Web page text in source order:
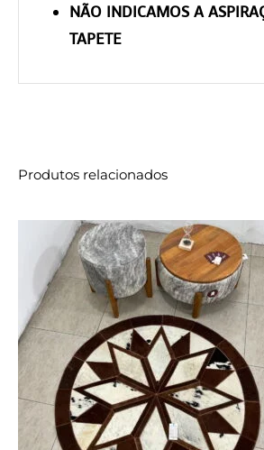
NÃO INDICAMOS A
TAPETE
Produtos relacionados